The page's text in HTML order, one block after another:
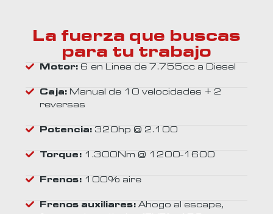
La fuerza que buscas
para tu trabajo
Motor:6 en Linea de 7.755cc a Diesel
Caja:Manual de 10 velocidades + 2
reversas
Potencia:320hp @ 2.100
Torque:1.300Nm @ 1200-1600
Frenos:100% aire
Frenos auxiliares:Ahogo al escape,